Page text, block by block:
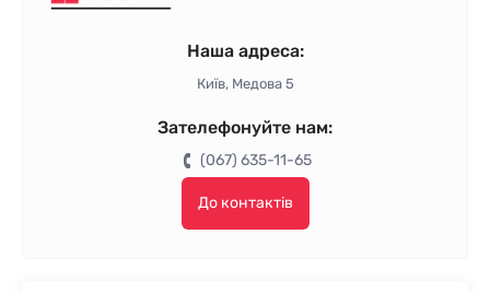
Наша адреса:
Київ, Медова 5
Зателефонуйте нам:
(067) 635-11-65
До контактів